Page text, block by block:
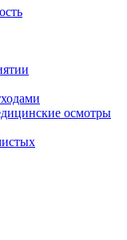
осмотры